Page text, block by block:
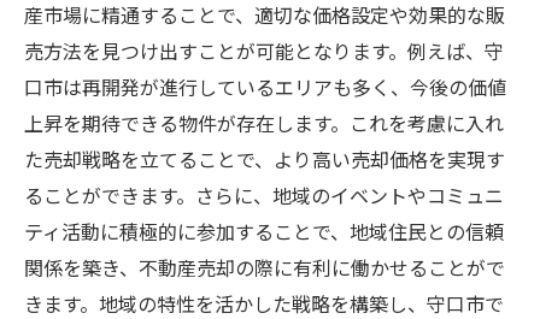
産市場に精通することで、適切な価格設定や効果的な販
売方法を見つけ出すことが可能となります。例えば、守
口市は再開発が進行しているエリアも多く、今後の価値
上昇を期待できる物件が存在します。これを考慮に入れ
た売却戦略を立てることで、より高い売却価格を実現す
ることができます。さらに、地域のイベントやコミュニ
ティ活動に積極的に参加することで、地域住民との信頼
関係を築き、不動産売却の際に有利に働かせることがで
きます。地域の特性を活かした戦略を構築し、守口市で